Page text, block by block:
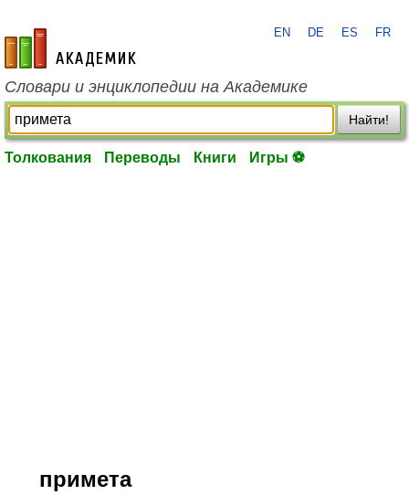
academic.ru
EN DE ES FR
Словари и энциклопедии на Академике
Найти!
Толкования Переводы Книги Игры ⚽
примета